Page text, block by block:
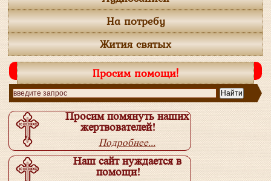
На потребу
Жития святых
Просим помощи!
Просим помянуть наших
жертвователей!
Подробнее...
Наш сайт нуждается в
помощи!